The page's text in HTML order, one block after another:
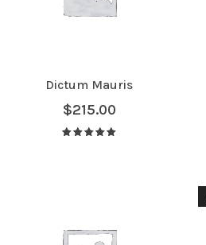
Dictum Mauris
$215.00